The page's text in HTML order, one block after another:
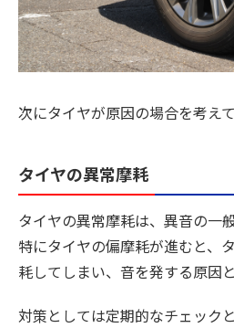
次にタイヤが原因の場合を考え
タイヤの異常摩耗
タイヤの異常摩耗は、異音の一
特にタイヤの偏摩耗が進むと、
耗してしまい、音を発する原因と
対策としては定期的なチェック